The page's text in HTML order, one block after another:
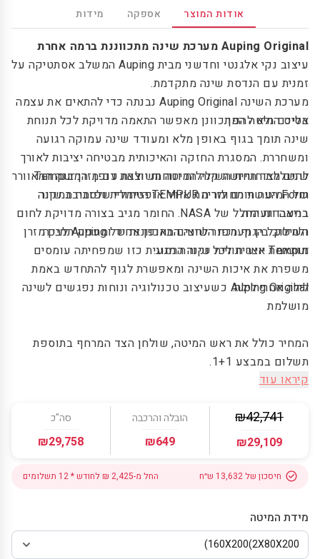
אודות המוצר אספקה מידות
Auping Original מערכת שינה מתכווננת ברמה אחרת
עיצוב נקי אלגנטי וחדשני מבית Auping המשלב אסתטיקה על
זמנית עם הנדסת שינה מתקדמת.
מערכת השינה Auping Original נבנתה כדי להתאים את עצמה
אליכם ולא להפך.
בסיס המיטה המתכוונן מאפשר התאמה מדויקת לכל תנוחת
שינה תומך בגוף באופן מלא ומעודד שינה עמוקה רגועה
ומשחררת. המסגרת החזקה והאיכותית מבטיחה יציבות לאורך
שנים לצד תחושת קלילות ונוחות יוצאת דופן. המבנה המאוורר
של המיטה תורם לזרימת אוויר אופטימלית ולסביבת שינה
בריאה ונעימה.
להשלמת חוויית השינה המיטה משולבת עם מזרן Tempur
Form העשוי מחומר ה TEMPUR הייחודי שפותח במקור
במעבדות החלל של NASA. החומר מגיב בצורה מדויקת לחום
ולמשקל הגוף מפזר לחצים באופן אחיד ומעניק תמיכה
מותאמת אישית לכל נקודת מגע.
השילוב בין מערכת השינה המתכווננת של Auping לבין מזרן
Tempur יוצר חוויית שינה הרמונית כזו שמפחיתה עומסים
משפרת את איכות השינה ומאפשרת לגוף להתחדש באמת
לילה אחרי לילה. Auping Original כשעיצוב טכנולוגיה ונוחות נפגשים לשינה
מושלמת
המחיר כולל את ראש המיטה, שולחן הצד המרחף בתוספת
תשלום במבצע 1+1.
קיראו עוד
₪42,741
₪29,109
הובלה והרכבה
₪649
סה"כ
₪29,758
החל מ-2,425 ₪ לחודש * 12 תשלומים חיסכון של13,632 ש״ח
מידת המיטה
160X200(2X80X200)